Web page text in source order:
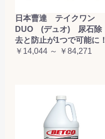
日本曹達 テイクワン
DUO (デュオ) 尿石除
去と防止が1つで可能に！
￥14,044 ～ ￥84,271